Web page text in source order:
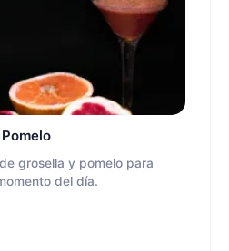
grosella y pomelo para
del día.